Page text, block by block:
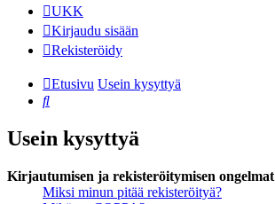
UKK
Kirjaudu sisään
Rekisteröidy
Etusivu Usein kysyttyä
Etsi
Usein kysyttyä
Kirjautumisen ja rekisteröitymisen ongelmat
Miksi minun pitää rekisteröityä?